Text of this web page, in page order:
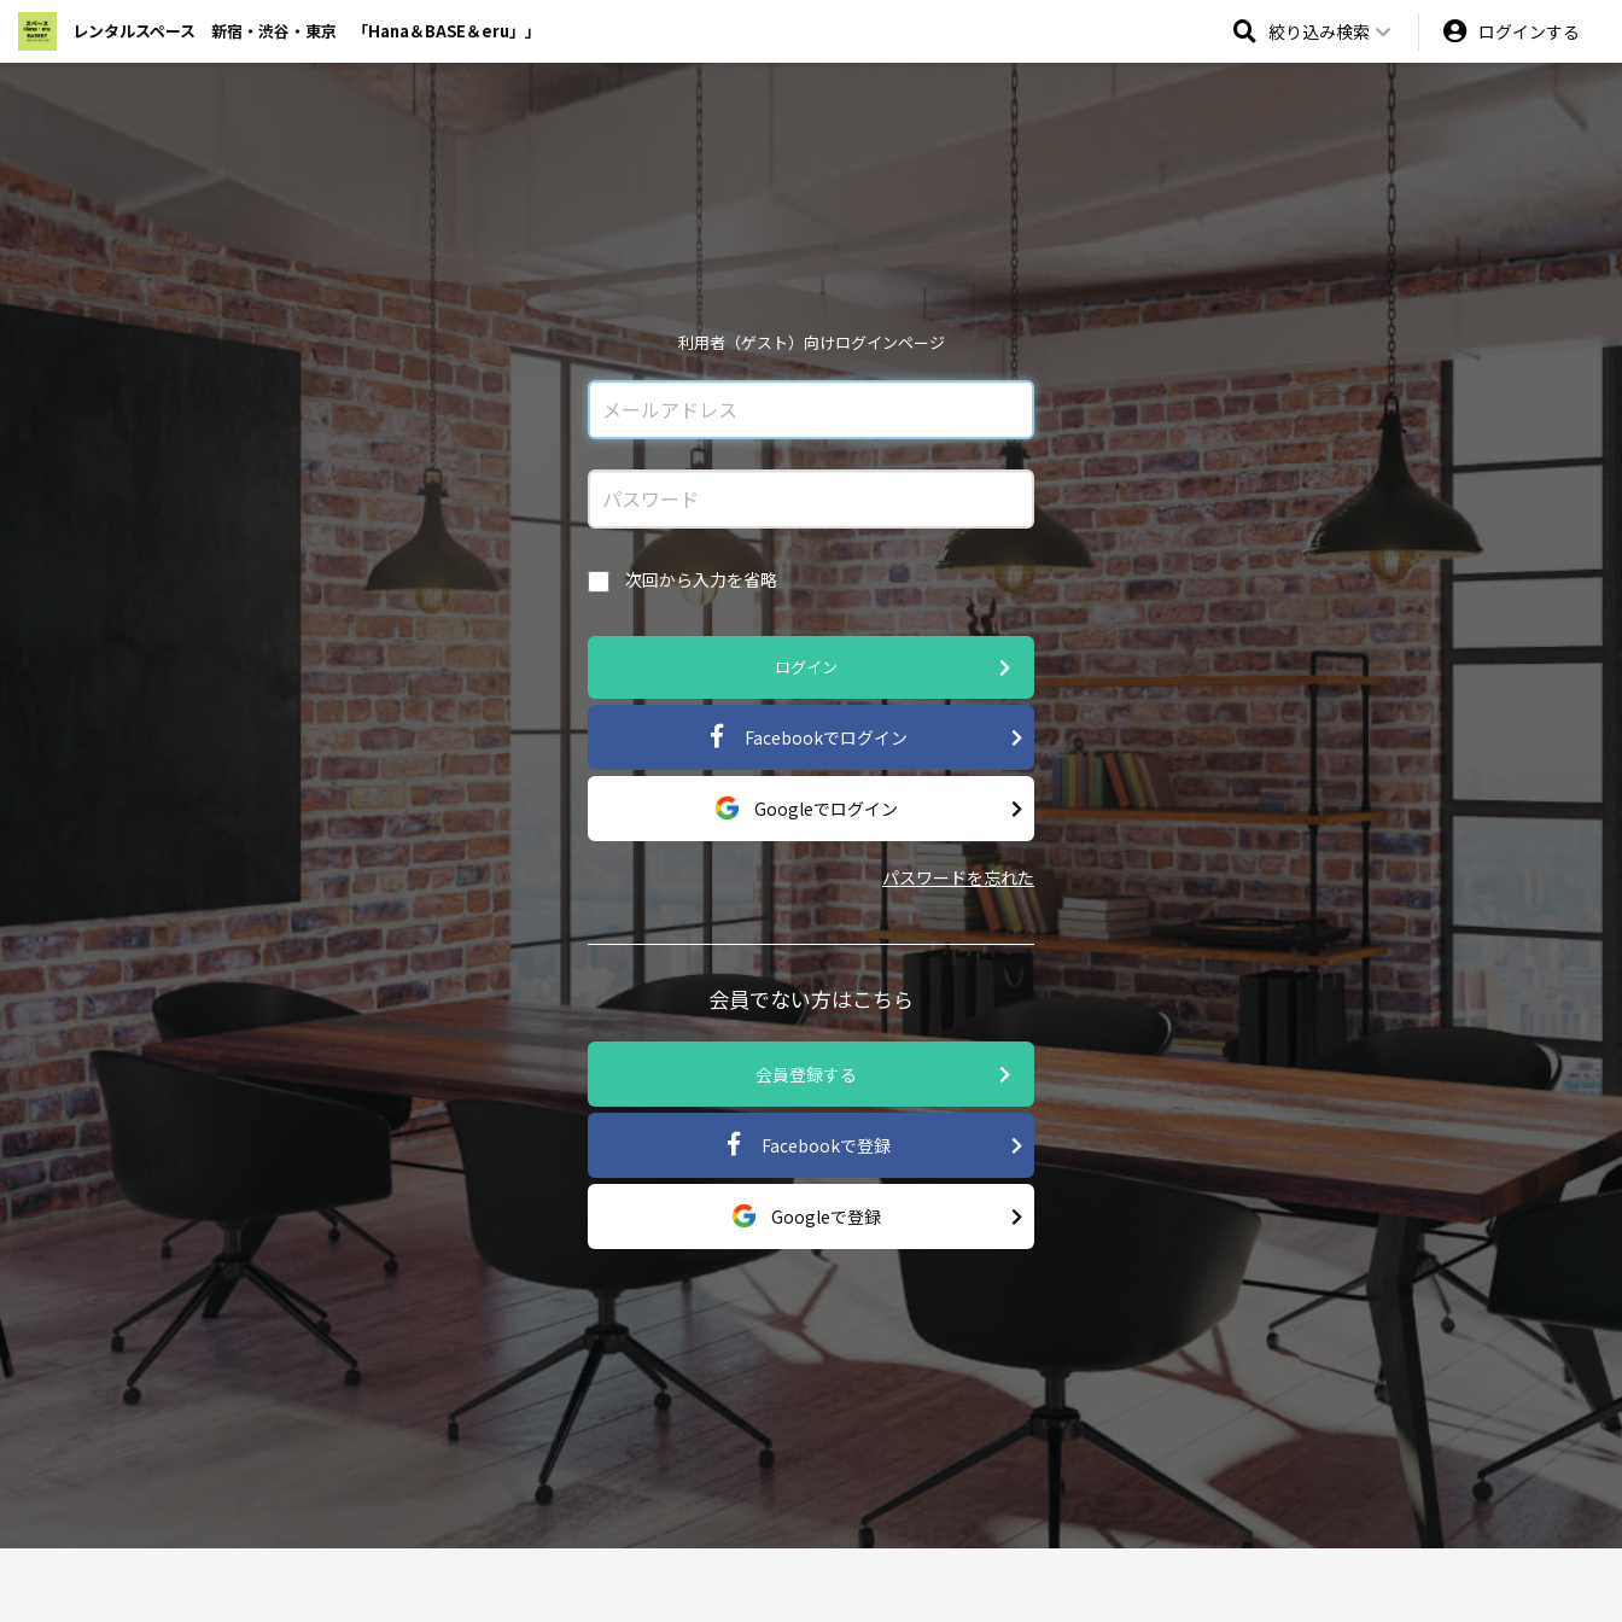
レンタルスペース 新宿・渋谷・東京 「Hana＆BASE＆eru」」 絞り込み検索 ログインする
利用者（ゲスト）向けログインページ
次回から入力を省略
ログイン
Facebookでログイン
Googleでログイン
パスワードを忘れた
会員でない方はこちら
会員登録する
Facebookで登録
Googleで登録